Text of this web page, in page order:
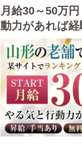
月給30～50万
動力があれば経